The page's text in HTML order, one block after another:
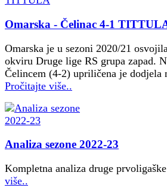
Omarska - Čelinac 4-1
Omarska je u sezoni 2020/21
okviru Druge lige RS grupa zapad.
Čelincem (4-2) upriličena je dodjela
Pročitajte više..
Analiza sezone 2022-23
Kompletna analiza druge
više..